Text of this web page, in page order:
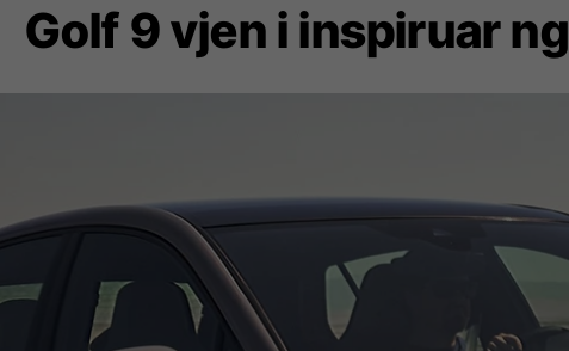
Golf 9 vjen i inspiruar